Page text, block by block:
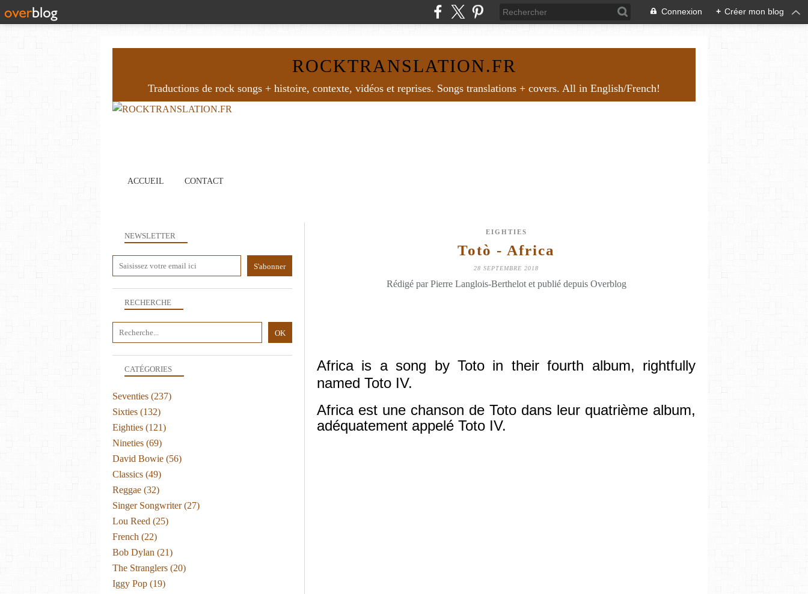
Connexion + Créer mon blog
ROCKTRANSLATION.FR
Traductions de rock songs + histoire, contexte, vidéos et reprises. Songs translations + covers. All in English/French!
ACCUEIL CONTACT
EIGHTIES
Totò - Africa
28 SEPTEMBRE 2018
Rédigé par Pierre Langlois-Berthelot et publié depuis Overblog
Africa is a song by Toto in their fourth album, rightfully
named Toto IV.
Africa est une chanson de Toto dans leur quatrième album,
adéquatement appelé Toto IV.
NEWSLETTER
RECHERCHE
CATÉGORIES
Seventies (237)
Sixties (132)
Eighties (121)
Nineties (69)
David Bowie (56)
Classics (49)
Reggae (32)
Singer Songwriter(27)
Lou Reed (25)
French (22)
Bob Dylan (21)
The Stranglers (20)
Iggy Pop (19)